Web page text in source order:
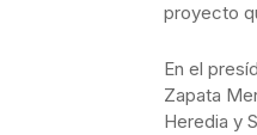
proyecto
En el
Zapata
Heredia y